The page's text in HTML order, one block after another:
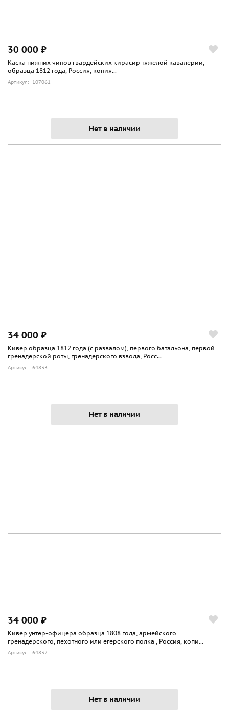
30 000 ₽
Каска нижних чинов гвардейских кирасир тяжелой кавалерии,
образца 1812 года, Россия, копия...
Артикул: 107061
Нет в наличии
34 000 ₽
Кивер образца 1812 года (с развалом), первого батальона, первой
гренадерской роты, гренадерского взвода, Росс...
Артикул: 64833
Нет в наличии
34 000 ₽
Кивер унтер-офицера образца 1808 года, армейского
гренадерского, пехотного или егерского полка , Россия, копи...
Артикул: 64832
Нет в наличии